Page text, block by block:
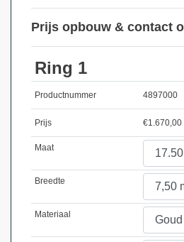
Prijs opbouw & contact
Ring 1
Productnummer 4897000
Prijs €1.670,00
Maat
Breedte
Materiaal